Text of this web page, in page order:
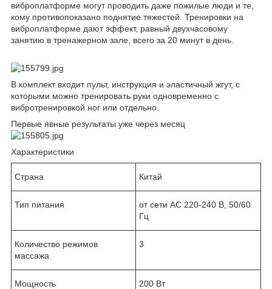
виброплатформе могут проводить даже пожилые люди и те,
кому противопоказано поднятие тяжестей. Тренировки на
виброплатформе дают эффект, равный двухчасовому
занятию в тренажерном зале, всего за 20 минут в день.
В комплект входит пульт, инструкция и эластичный жгут, с
которыми можно тренировать руки одновременно с
вибротренировкой ног или отдельно.
Первые явные результаты уже через месяц
Характеристики
Страна Китай
Тип питания
от сети АС 220-240 В, 50/60
Гц
Количество режимов
массажа
3
Мощность 200 Вт